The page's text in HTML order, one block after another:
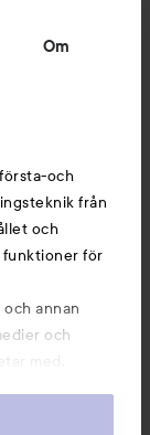
Om
och
från
och
funktioner för
annan
och
med.
de har